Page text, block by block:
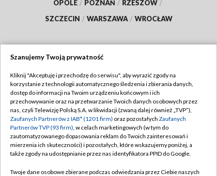
OPOLE / POZNAŃ / RZESZÓW /
SZCZECIN / WARSZAWA / WROCŁAW
TVP
Abonament TVP
Emisja w TVP
Centrum informacji TVP
Naziemna Telewizja Cyfrowa
Regulamin TVP
Polityka prywatności
Moje zgody
Pomoc
Szanujemy Twoją prywatność
Kliknij "Akceptuję i przechodzę do serwisu", aby wyrazić zgody na
korzystanie z technologii automatycznego śledzenia i zbierania danych,
dostęp do informacji na Twoim urządzeniu końcowym i ich
przechowywanie oraz na przetwarzanie Twoich danych osobowych przez
nas, czyli Telewizję Polską S.A. w likwidacji (zwaną dalej również „TVP”),
Zaufanych Partnerów z IAB* (1201 firm) oraz pozostałych Zaufanych
Partnerów TVP (93 firm), w celach marketingowych (w tym do
zautomatyzowanego dopasowania reklam do Twoich zainteresowań i
mierzenia ich skuteczności) i pozostałych, które wskazujemy poniżej, a
także zgody na udostępnianie przez nas identyfikatora PPID do Google.
Twoje dane osobowe zbierane podczas odwiedzania przez Ciebie naszych